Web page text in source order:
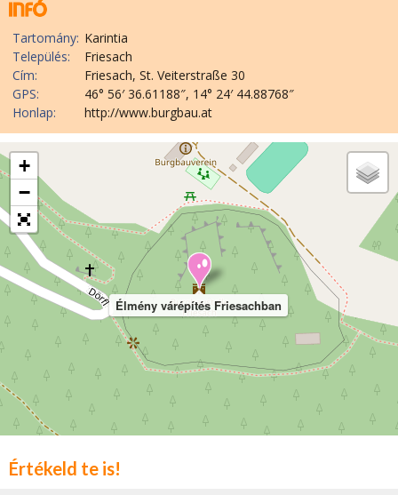
Tartomány: Karintia
Település:
Friesach
Cím:
Friesach, St. Veiterstraße 30
GPS:
46° 56′ 36.61188″, 14° 24′ 44.88768″
Honlap:
http://www.burgbau.at
Élmény várépítés Friesachban
+
−
Értékeld te is!